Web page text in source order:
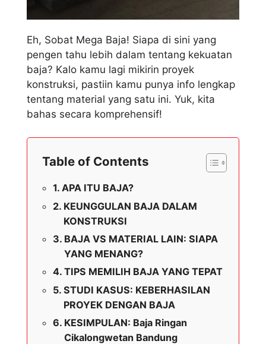
Eh, Sobat Mega Baja! Siapa di sini yang
pengen tahu lebih dalam tentang kekuatan
baja? Kalo kamu lagi mikirin proyek
konstruksi, pastiin kamu punya info lengkap
tentang material yang satu ini. Yuk, kita
bahas secara komprehensif!
Table of Contents
APA ITU BAJA?
KEUNGGULAN BAJA DALAM
KONSTRUKSI
BAJA VS MATERIAL LAIN: SIAPA
YANG MENANG?
TIPS MEMILIH BAJA YANG TEPAT
STUDI KASUS: KEBERHASILAN
PROYEK DENGAN BAJA
KESIMPULAN: Baja Ringan
Cikalongwetan Bandung